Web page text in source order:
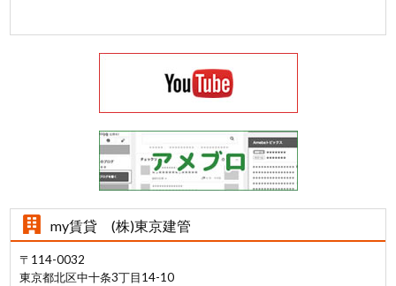
my賃貸 (株)東京建管
〒114-0032
東京都北区中十条3丁目14-10